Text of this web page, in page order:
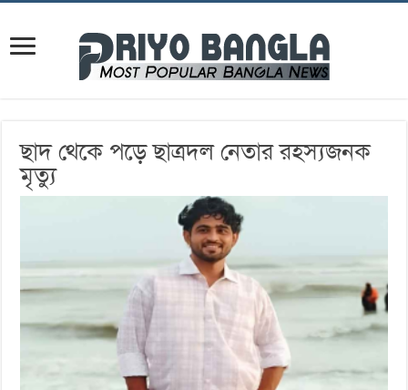
ছাদ থেকে পড়ে ছাত্রদল নেতার রহস্যজনক
মৃত্যু